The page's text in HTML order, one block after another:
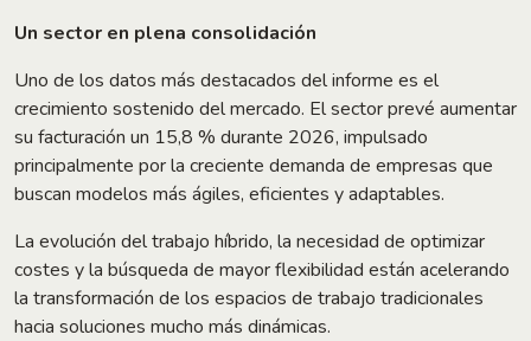
Un sector en plena consolidación
Uno de los datos más destacados del informe es el
crecimiento sostenido del mercado. El sector prevé aumentar
su facturación un 15,8 % durante 2026, impulsado
principalmente por la creciente demanda de empresas que
buscan modelos más ágiles, eficientes y adaptables.
La evolución del trabajo híbrido, la necesidad de optimizar
costes y la búsqueda de mayor flexibilidad están acelerando
la transformación de los espacios de trabajo tradicionales
hacia soluciones mucho más dinámicas.